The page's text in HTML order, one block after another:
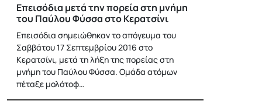
Επεισόδια μετά την πορεία στη μνήμη
του Παύλου Φύσσα στο Κερατσίνι
Επεισόδια σημειώθηκαν το απόγευμα του
Σαββάτου 17 Σεπτεμβρίου 2016 στο
Κερατσίνι, μετά τη λήξη της πορείας στη
μνήμη του Παύλου Φύσσα. Ομάδα ατόμων
πέταξε μολότοφ…